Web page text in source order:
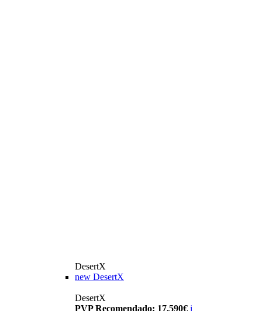
DesertX
new DesertX
DesertX
PVP Recomendado: 17.590€ i